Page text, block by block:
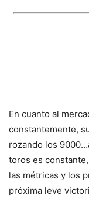
En cuanto al
constantemente,
rozando los
toros es
las métricas y los
próxima leve